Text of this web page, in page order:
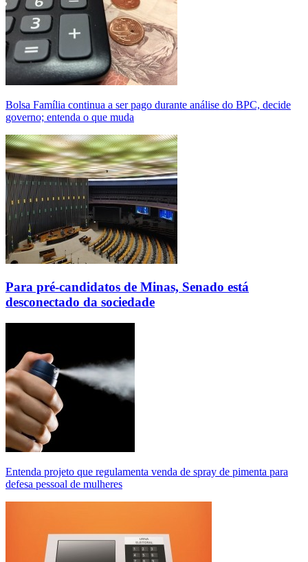
Bolsa Família continua a ser pago durante análise do BPC, decide
governo; entenda o que muda
Para pré-candidatos de Minas, Senado está
desconectado da sociedade
Entenda projeto que regulamenta venda de spray de pimenta para
defesa pessoal de mulheres